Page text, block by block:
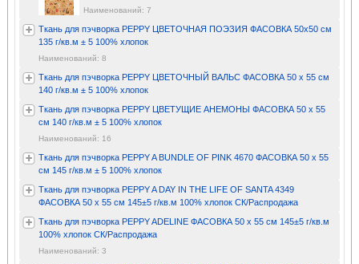
Наименований: 7
Ткань для пэчворка PEPPY ЦВЕТОЧНАЯ ПОЭЗИЯ ФАСОВКА 50х50 см
135 г/кв.м ± 5 100% хлопок
Наименований: 8
Ткань для пэчворка PEPPY ЦВЕТОЧНЫЙ ВАЛЬС ФАСОВКА 50 x 55 см
140 г/кв.м ± 5 100% хлопок
Ткань для пэчворка PEPPY ЦВЕТУЩИЕ АНЕМОНЫ ФАСОВКА 50 x 55
см 140 г/кв.м ± 5 100% хлопок
Наименований: 16
Ткань для пэчворка PEPPY A BUNDLE OF PINK 4670 ФАСОВКА 50 x 55
см 145 г/кв.м ± 5 100% хлопок
Ткань для пэчворка PEPPY A DAY IN THE LIFE OF SANTA 4349
ФАСОВКА 50 x 55 см 145±5 г/кв.м 100% хлопок СК/Распродажа
Ткань для пэчворка PEPPY ADELINE ФАСОВКА 50 x 55 см 145±5 г/кв.м
100% хлопок СК/Распродажа
Наименований: 3